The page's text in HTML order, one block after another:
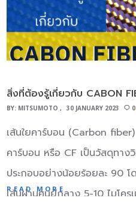
สิ่งที่ต้องรู้เกี่ยวกับ CABON
BY: MITSUMOTO 30 JANUARY 2023 0
เส้นใยคาร์บอน (Carbon
คาร์บอน หรือ CF เป็นวัสดุทาง
ประกอบอย่างน้อยร้อยละ 90 โ
เส้นผ่านศูนย์กลาง 5-10 ไมโคร
READ MORE